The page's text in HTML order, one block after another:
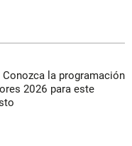
Conozca la programación
2026 para este